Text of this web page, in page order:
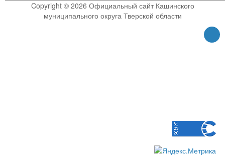
Copyright © 2026 Официальный сайт Кашинского
муниципального округа Тверской области